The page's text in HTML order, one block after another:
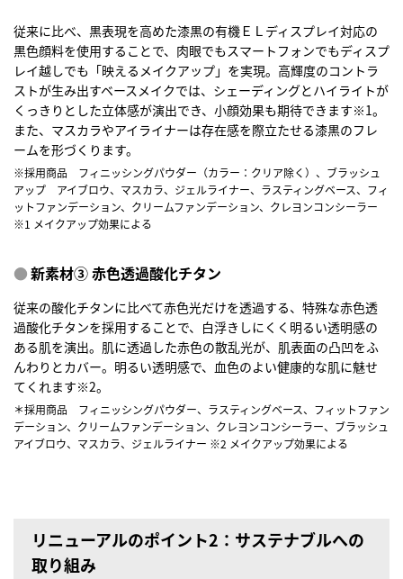
従来に比べ、黒表現を高めた漆黒の有機ＥＬディスプレイ対応の
黒色顔料を使用することで、肉眼でもスマートフォンでもディスプ
レイ越しでも「映えるメイクアップ」を実現。高輝度のコントラ
ストが生み出すベースメイクでは、シェーディングとハイライトが
くっきりとした立体感が演出でき、小顔効果も期待できます※1。
また、マスカラやアイライナーは存在感を際立たせる漆黒のフレ
ームを形づくります。
※採用商品 フィニッシングパウダー（カラー：クリア除く）、ブラッシュ
アップ アイブロウ、マスカラ、ジェルライナー、ラスティングベース、フィ
ットファンデーション、クリームファンデーション、クレヨンコンシーラー
※1 メイクアップ効果による
新素材③ 赤色透過酸化チタン
従来の酸化チタンに比べて赤色光だけを透過する、特殊な赤色透
過酸化チタンを採用することで、白浮きしにくく明るい透明感の
ある肌を演出。肌に透過した赤色の散乱光が、肌表面の凸凹をふ
んわりとカバー。明るい透明感で、血色のよい健康的な肌に魅せ
てくれます※2。
＊採用商品 フィニッシングパウダー、ラスティングベース、フィットファン
デーション、クリームファンデーション、クレヨンコンシーラー、ブラッシュ
アイブロウ、マスカラ、ジェルライナー ※2 メイクアップ効果による
リニューアルのポイント2：サステナブルへの
取り組み